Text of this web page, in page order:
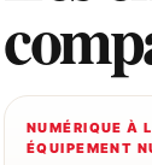
NUMÉRIQUE À
ÉQUIPEMENT